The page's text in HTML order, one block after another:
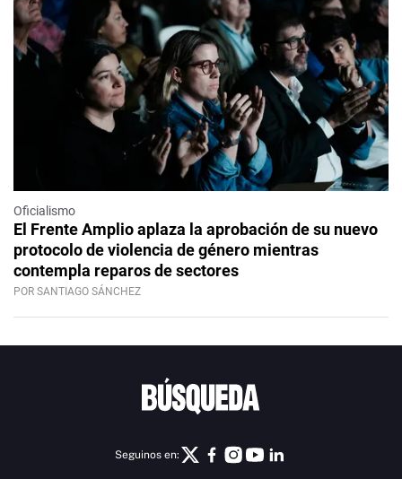
Oficialismo
El Frente Amplio aplaza la aprobación de su nuevo
protocolo de violencia de género mientras
contempla reparos de sectores
POR SANTIAGO SÁNCHEZ
Seguinos en: